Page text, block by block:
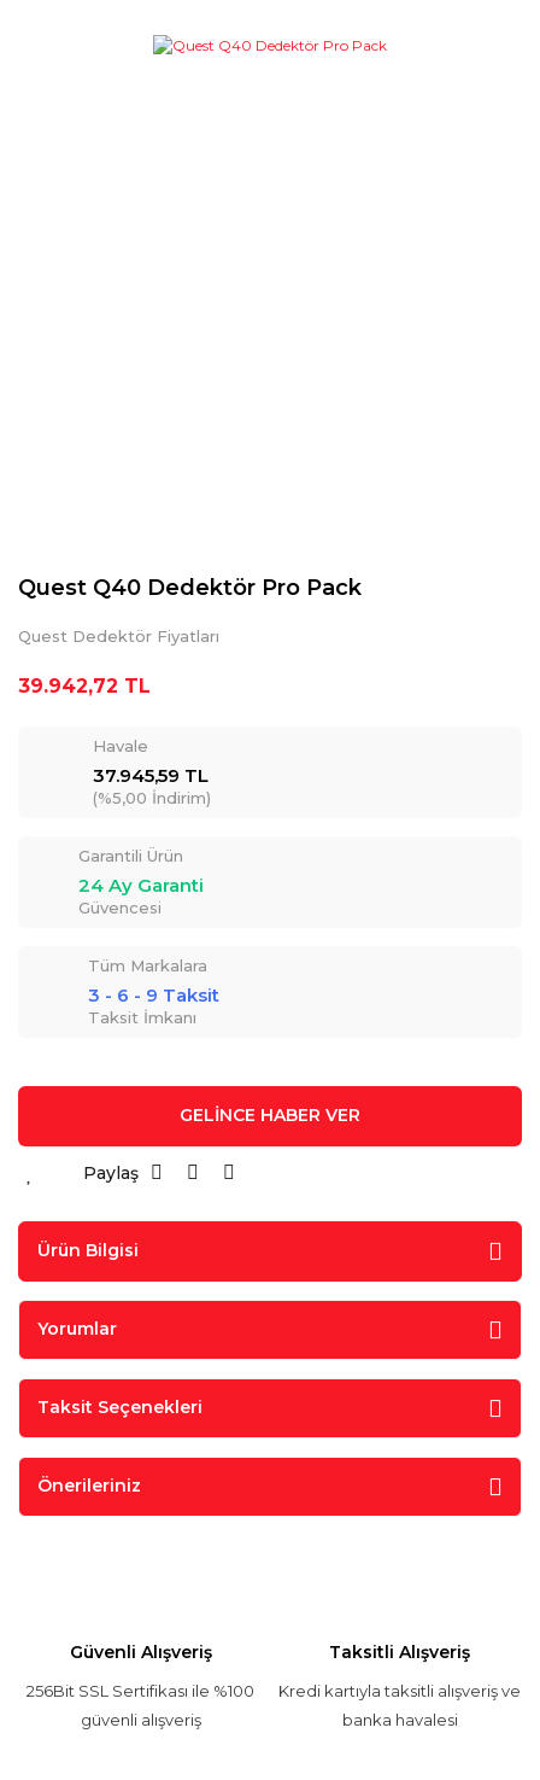
Quest Q40 Dedektör Pro Pack
Quest Dedektör Fiyatları
39.942,72 TL
Havale
37.945,59 TL
(%5,00 İndirim)
Garantili Ürün
24 Ay Garanti
Güvencesi
Tüm Markalara
3 - 6 - 9 Taksit
Taksit İmkanı
GELİNCE HABER VER
Paylaş
Ürün Bilgisi
Yorumlar
Taksit Seçenekleri
Önerileriniz
Güvenli Alışveriş
256Bit SSL Sertifikası ile %100
güvenli alışveriş
Taksitli Alışveriş
Kredi kartıyla taksitli alışveriş ve
banka havalesi